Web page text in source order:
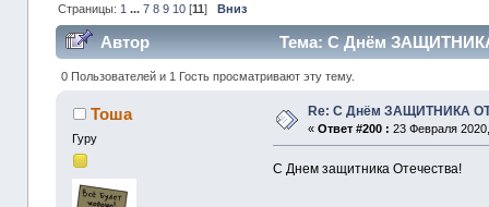
Страницы: 1 ... 7 8 9 10[11] Вниз
Автор Тема: С Днём
0 Пользователей и 1 Гость просматривают эту тему.
Тоша
Гуру
Re: С Днём ЗАЩИТНИКА
«Ответ #200 : 23 Февраля
С Днем защитника Отечества!